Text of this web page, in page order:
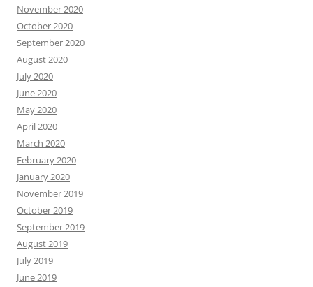
November 2020
October 2020
September 2020
August 2020
July 2020
June 2020
May 2020
April 2020
March 2020
February 2020
January 2020
November 2019
October 2019
September 2019
August 2019
July 2019
June 2019